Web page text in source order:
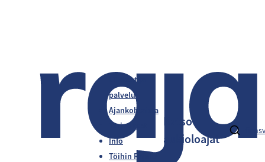
Liikkeet ja
palvelut
Ajankohtaista
Tarjoukset
Info
Töihin Rajalle
en
Katso
aukioloajat